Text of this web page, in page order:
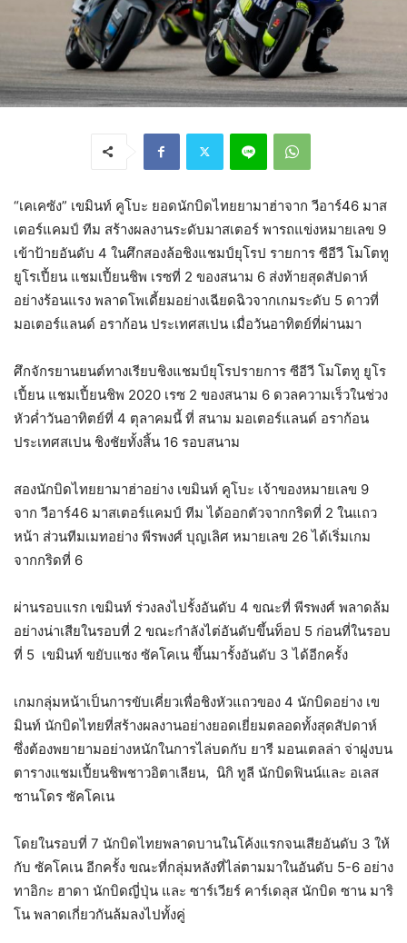
“เคเคซัง” เขมินท์ คูโบะ ยอดนักบิดไทยยามาฮ่าจาก วีอาร์46 มาส
เตอร์แคมป์ ทีม สร้างผลงานระดับมาสเตอร์ พารถแข่งหมายเลข 9
เข้าป้ายอันดับ 4 ในศึกสองล้อชิงแชมป์ยุโรป รายการ ซีอีวี โมโตทู
ยูโรเปี้ยน แชมเปี้ยนชิพ เรซที่ 2 ของสนาม 6 ส่งท้ายสุดสัปดาห์
อย่างร้อนแรง พลาดโพเดี้ยมอย่างเฉียดฉิวจากเกมระดับ 5 ดาวที่
มอเตอร์แลนด์ อราก้อน ประเทศสเปน เมื่อวันอาทิตย์ที่ผ่านมา
ศึกจักรยานยนต์ทางเรียบชิงแชมป์ยุโรปรายการ ซีอีวี โมโตทู ยูโร
เปี้ยน แชมเปี้ยนชิพ 2020 เรซ 2 ของสนาม 6 ดวลความเร็วในช่วง
หัวค่ำวันอาทิตย์ที่ 4 ตุลาคมนี้ ที่ สนาม มอเตอร์แลนด์ อราก้อน
ประเทศสเปน ชิงชัยทั้งสิ้น 16 รอบสนาม
สองนักบิดไทยยามาฮ่าอย่าง เขมินท์ คูโบะ เจ้าของหมายเลข 9
จาก วีอาร์46 มาสเตอร์แคมป์ ทีม ได้ออกตัวจากกริดที่ 2 ในแถว
หน้า ส่วนทีมเมทอย่าง พีรพงศ์ บุญเลิศ หมายเลข 26 ได้เริ่มเกม
จากกริดที่ 6
ผ่านรอบแรก เขมินท์​ ร่วงลงไปรั้งอันดับ 4 ขณะที่ พีรพงศ์ พลาดล้ม
อย่างน่าเสียในรอบที่ 2 ขณะกำลังไต่อันดับขึ้นท็อป 5 ก่อนที่ในรอบ
ที่ 5 เขมินท์ ขยับแซง ซัคโคเน ขึ้นมารั้งอันดับ 3 ได้อีกครั้ง
เกมกลุ่มหน้าเป็นการขับเคี่ยวเพื่อชิงหัวแถวของ 4 นักบิดอย่าง เข
มินท์ นักบิดไทยที่สร้างผลงานอย่างยอดเยี่ยมตลอดทั้งสุดสัปดาห์
ซึ่งต้องพยายามอย่างหนักในการไล่บดกับ ยารี มอนเตลล่า จ่าฝูงบน
ตารางแชมเปี้ยนชิพชาวอิตาเลียน, นิกิ ทูลี นักบิดฟินน์และ อเลส
ซานโดร ซัคโคเน
โดยในรอบที่ 7 นักบิดไทยพลาดบานในโค้งแรกจนเสียอันดับ 3 ให้
กับ ซัคโคเน อีกครั้ง ขณะที่กลุ่มหลังที่ไล่ตามมาในอันดับ 5-6 อย่าง
ทาอิกะ ฮาดา นักบิดญี่ปุ่น และ ซาร์เวียร์ คาร์เดลุส นักบิด ซาน มาริ
โน พลาดเกี่ยวกันล้มลงไปทั้งคู่